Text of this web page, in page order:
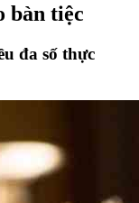
bàn tiệc
đa số thực